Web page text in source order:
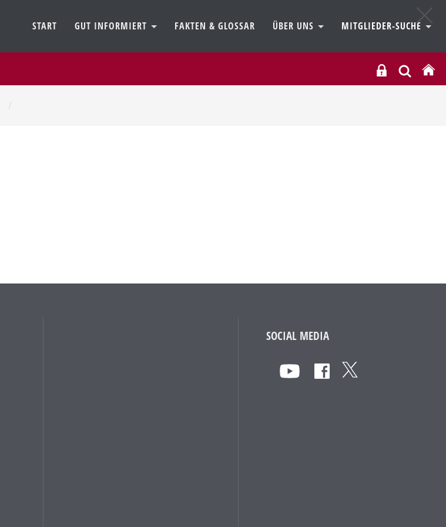
START GUT INFORMIERT FAKTEN & GLOSSAR ÜBER UNS MITGLIEDER-SUCHE
/
SOCIAL MEDIA